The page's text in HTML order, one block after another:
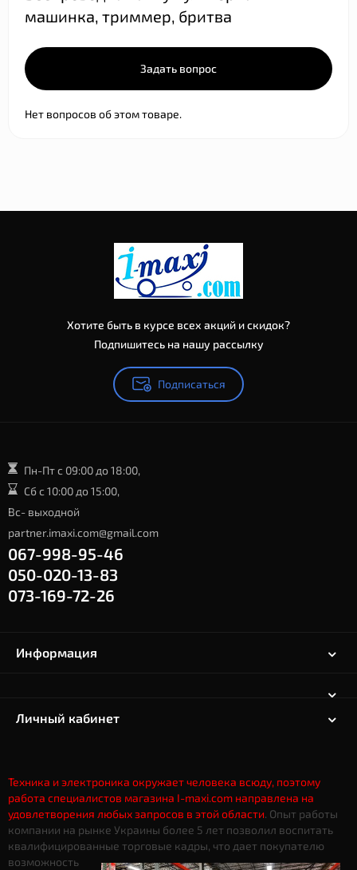
машинка, триммер, бритва
Задать вопрос
Нет вопросов об этом товаре.
Хотите быть в курсе всех акций и скидок?
Подпишитесь на нашу рассылку
Подписаться
Пн-Пт с 09:00 до 18:00,
Сб с 10:00 до 15:00,
Вс- выходной
partner.imaxi.com@gmail.com
067-998-95-46
050-020-13-83
073-169-72-26
Информация
Личный кабинет
Техника и электроника окружает человека всюду, поэтому
работа специалистов магазина I-maxi.com направлена на
удовлетворения любых запросов в этой области. Опыт работы
компании на рынке Украины более 5 лет позволил воспитать
квалифицированные торговые кадры, что дает покупателю
возможность